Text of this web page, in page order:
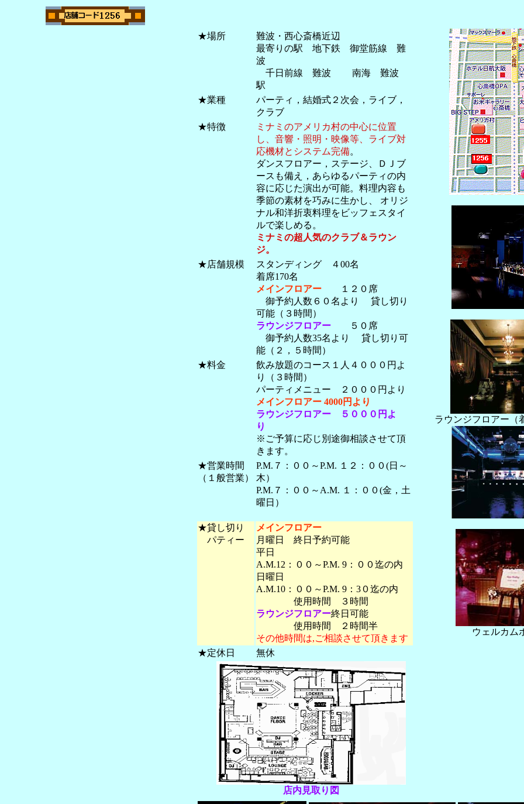
★場所
難波・西心斎橋近辺
最寄りの駅 地下鉄 御堂筋線 難
波
千日前線 難波 南海 難波
駅
★業種
パーティ，結婚式２次会，ライブ，
クラブ
★特徴
ミナミのアメリカ村の中心に位置
し、音響・照明・映像等、ライブ対
応機材とシステム完備。
ダンスフロアー，ステージ、ＤＪブ
ースも備え，あらゆるパーティの内
容に応じた演出が可能。料理内容も
季節の素材を巧みに生かし、 オリジ
ナル和洋折衷料理をビッフェスタイ
ルで楽しめる。
ミナミの超人気のクラブ＆ラウン
ジ。
★店舗規模
スタンディング ４00名
着席170名
メインフロアー １２０席
御予約人数６０名より 貸し切り
可能（３時間）
ラウンジフロアー ５０席
御予約人数35名より 貸し切り可
能（２，５時間）
★料金
飲み放題のコース１人４０００円よ
り（３時間）
パーティメニュー ２０００円より
メインフロアー 4000円より
ラウンジフロアー ５０００円よ
り
※ご予算に応じ別途御相談させて頂
きます。
★営業時間
（１般営業）
P.M.７：００～P.M. １２：００(日～
木）
P.M.７：００～A.M. １：００(金，土
曜日）
★貸し切り
パティー
メインフロアー
月曜日 終日予約可能
平日
A.M.12：００～P.M. 9：００迄の内
日曜日
A.M.10：００～P.M. 9：3０迄の内
使用時間 ３時間
ラウンジフロアー終日可能
使用時間 ２時間半
その他時間は,ご相談させて頂きます
★定休日
無休
店内見取り図
ラウンジフロアー（
ウェルカム